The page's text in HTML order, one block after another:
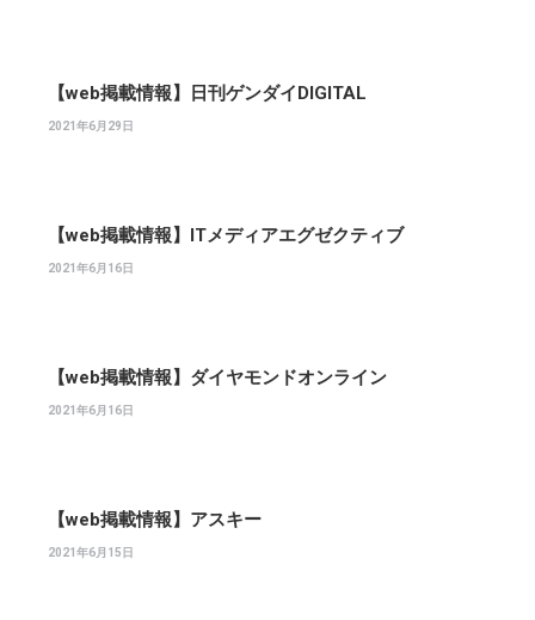
【web掲載情報】日刊ゲンダイDIGITAL
2021年6月29日
【web掲載情報】ITメディアエグゼクティブ
2021年6月16日
【web掲載情報】ダイヤモンドオンライン
2021年6月16日
【web掲載情報】アスキー
2021年6月15日